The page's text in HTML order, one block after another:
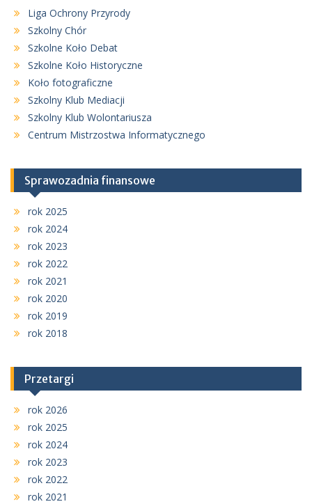
Liga Ochrony Przyrody
Szkolny Chór
Szkolne Koło Debat
Szkolne Koło Historyczne
Koło fotograficzne
Szkolny Klub Mediacji
Szkolny Klub Wolontariusza
Centrum Mistrzostwa Informatycznego
Sprawozadnia finansowe
rok 2025
rok 2024
rok 2023
rok 2022
rok 2021
rok 2020
rok 2019
rok 2018
Przetargi
rok 2026
rok 2025
rok 2024
rok 2023
rok 2022
rok 2021